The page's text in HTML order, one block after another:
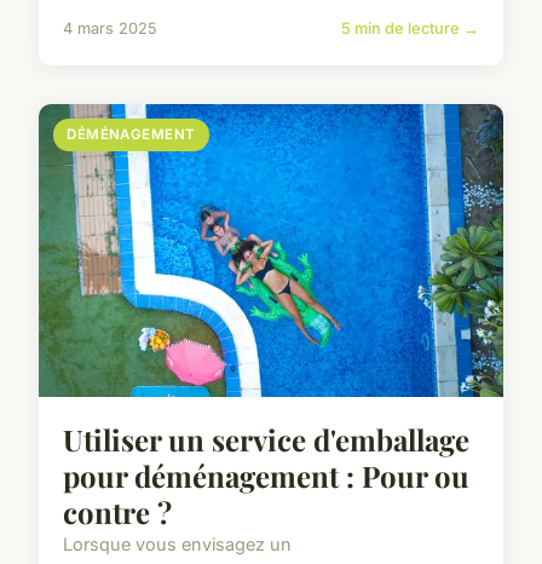
4 mars 2025 5 min de lecture →
DÉMÉNAGEMENT
Utiliser un service d'emballage
pour déménagement : Pour ou
contre ?
Lorsque vous envisagez un